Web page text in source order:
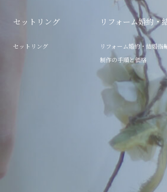
セットリング
セットリング
リフォーム婚約・
リフォーム婚約・結婚指
制作の手順と価格